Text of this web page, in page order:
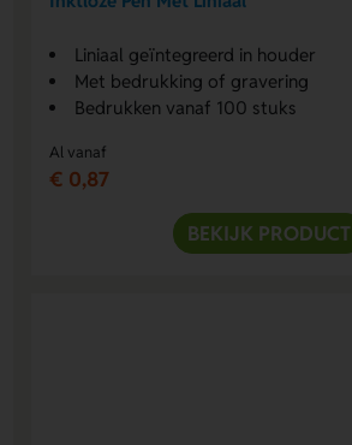
Liniaal geïntegreerd in houder
Met bedrukking of gravering
Bedrukken vanaf 100 stuks
Al vanaf
€ 0,87
BEKIJK PRODUCT